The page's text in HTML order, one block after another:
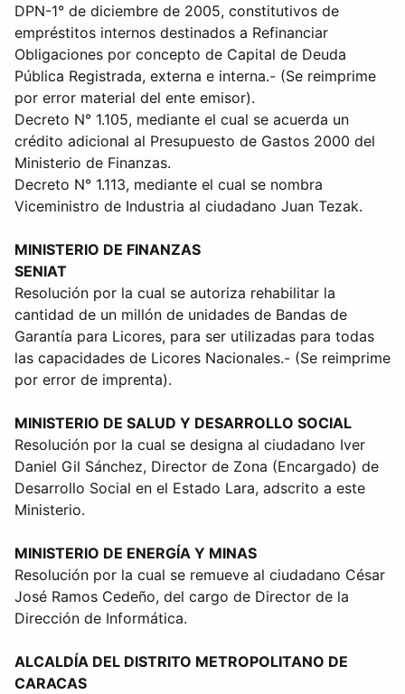
DPN-1° de diciembre de 2005, constitutivos de
empréstitos internos destinados a Refinanciar
Obligaciones por concepto de Capital de Deuda
Pública Registrada, externa e interna.- (Se reimprime
por error material del ente emisor).
Decreto N° 1.105, mediante el cual se acuerda un
crédito adicional al Presupuesto de Gastos 2000 del
Ministerio de Finanzas.
Decreto N° 1.113, mediante el cual se nombra
Viceministro de Industria al ciudadano Juan Tezak.
MINISTERIO DE FINANZAS
SENIAT
Resolución por la cual se autoriza rehabilitar la
cantidad de un millón de unidades de Bandas de
Garantía para Licores, para ser utilizadas para todas
las capacidades de Licores Nacionales.- (Se reimprime
por error de imprenta).
MINISTERIO DE SALUD Y DESARROLLO SOCIAL
Resolución por la cual se designa al ciudadano Iver
Daniel Gil Sánchez, Director de Zona (Encargado) de
Desarrollo Social en el Estado Lara, adscrito a este
Ministerio.
MINISTERIO DE ENERGÍA Y MINAS
Resolución por la cual se remueve al ciudadano César
José Ramos Cedeño, del cargo de Director de la
Dirección de Informática.
ALCALDÍA DEL DISTRITO METROPOLITANO DE
CARACAS